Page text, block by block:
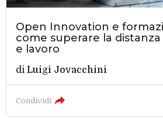
Open Innovation e
come superare la
e lavoro
diLuigi Jovacchini
Condividi